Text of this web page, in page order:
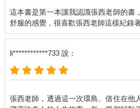
「那時候，我們家一個人始終不說話，一
笑得淺淺的：「我媽不說話，我爸狂抽菸
有辦法那麼快趕回來，所以在事發到我姊
處理所有相關的事情，包括不斷跑警局、
母悲傷地沒有任何能力做任何事，我知道
理，我姊一回來後，我第一次感受到手足
到，她能分擔妳的悲傷，儘管妳們都悲
妳是如何的難受，在那個時刻裡，是最
這本書是第一本讓我認識張西老師的書
li************733 說：
張西老師，透過這一次環島、借住在他